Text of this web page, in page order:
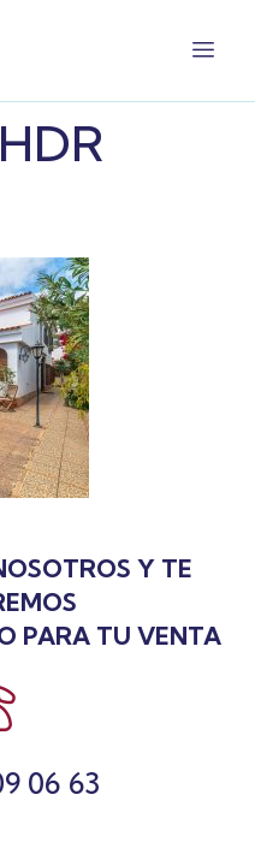
Y TE
PARA TU VENTA
06 63